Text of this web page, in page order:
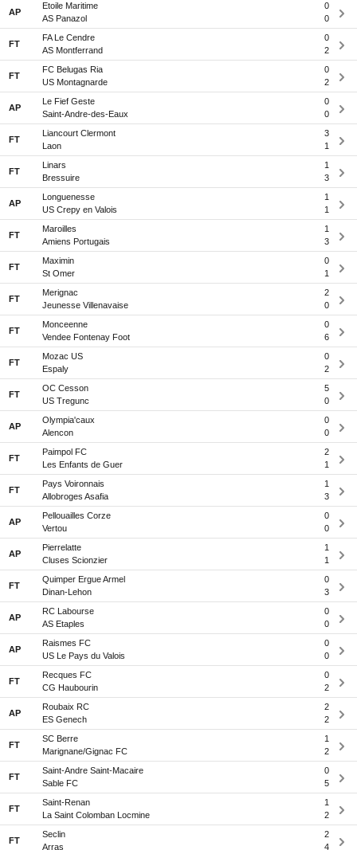
AP
Etoile Maritime
0
AS Panazol
0
FT
FA Le Cendre
0
AS Montferrand
2
FT
FC Belugas Ria
0
US Montagnarde
2
AP
Le Fief Geste
0
Saint-Andre-des-Eaux
0
FT
Liancourt Clermont
3
Laon
1
FT
Linars
1
Bressuire
3
AP
Longuenesse
1
US Crepy en Valois
1
FT
Maroilles
1
Amiens Portugais
3
FT
Maximin
0
St Omer
1
FT
Merignac
2
Jeunesse Villenavaise
0
FT
Monceenne
0
Vendee Fontenay Foot
6
FT
Mozac US
0
Espaly
2
FT
OC Cesson
5
US Tregunc
0
AP
Olympia'caux
0
Alencon
0
FT
Paimpol FC
2
Les Enfants de Guer
1
FT
Pays Voironnais
1
Allobroges Asafia
3
AP
Pellouailles Corze
0
Vertou
0
AP
Pierrelatte
1
Cluses Scionzier
1
FT
Quimper Ergue Armel
0
Dinan-Lehon
3
AP
RC Labourse
0
AS Etaples
0
AP
Raismes FC
0
US Le Pays du Valois
0
FT
Recques FC
0
CG Haubourin
2
AP
Roubaix RC
2
ES Genech
2
FT
SC Berre
1
Marignane/Gignac FC
2
FT
Saint-Andre Saint-Macaire
0
Sable FC
5
FT
Saint-Renan
1
La Saint Colomban Locmine
2
FT
Seclin
2
Arras
4